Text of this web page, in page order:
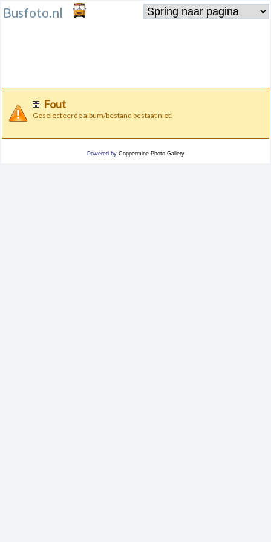
Busfoto.nl
Fout
Geselecteerde album/bestand bestaat niet!
Powered by Coppermine Photo Gallery